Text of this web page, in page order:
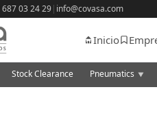
687 03 24 29| info@covasa.com
Inicio
Stock Clearance Pneumatics ▼